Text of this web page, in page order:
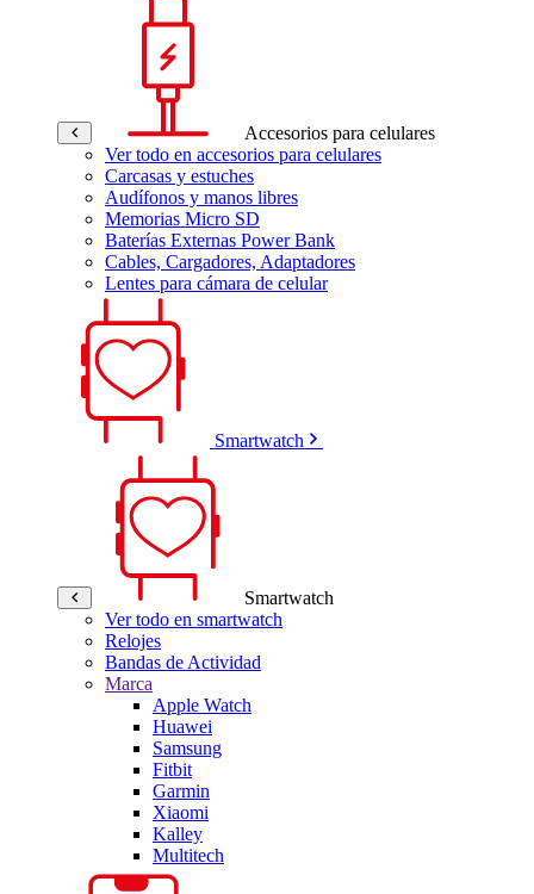
Accesorios para celulares
Ver todo en accesorios para celulares
Carcasas y estuches
Audífonos y manos libres
Memorias Micro SD
Baterías Externas Power Bank
Cables, Cargadores, Adaptadores
Lentes para cámara de celular
Smartwatch
Smartwatch
Ver todo en smartwatch
Relojes
Bandas de Actividad
Marca
Apple Watch
Huawei
Samsung
Fitbit
Garmin
Xiaomi
Kalley
Multitech